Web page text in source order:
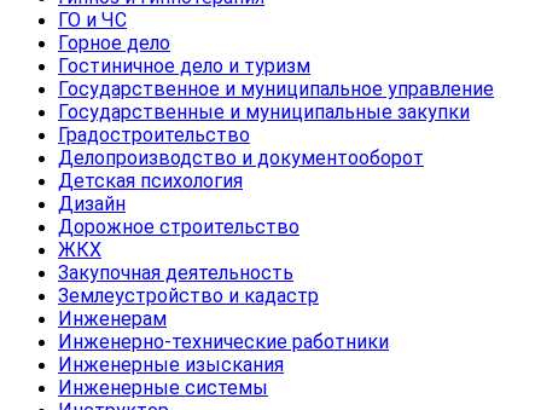
ГО и ЧС
Горное дело
Гостиничное дело и туризм
Государственное и муниципальное управление
Государственные и муниципальные закупки
Градостроительство
Делопроизводство и документооборот
Детская психология
Дизайн
Дорожное строительство
ЖКХ
Закупочная деятельность
Землеустройство и кадастр
Инженерам
Инженерно-технические работники
Инженерные изыскания
Инженерные системы